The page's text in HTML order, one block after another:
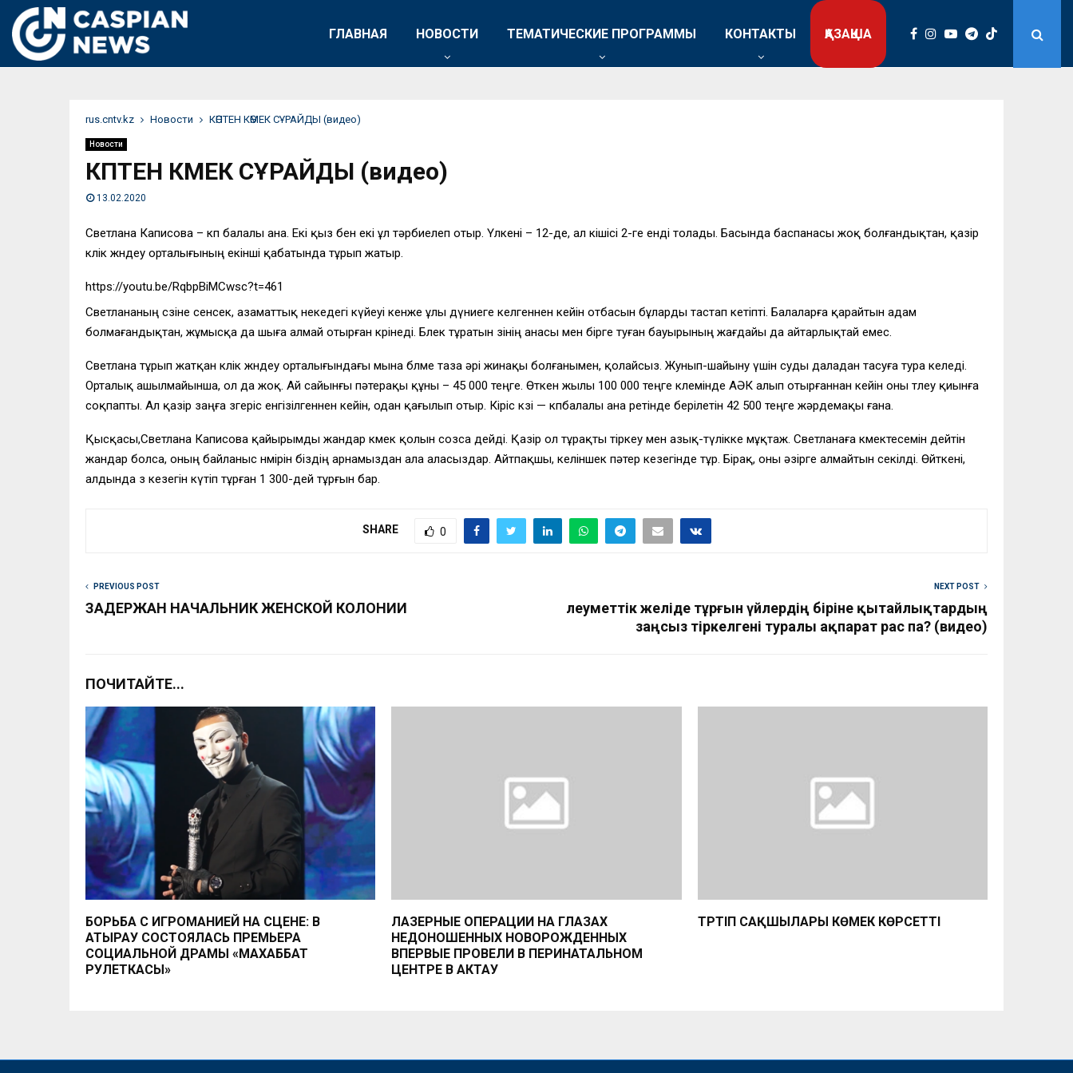
ГЛАВНАЯ НОВОСТИ ТЕМАТИЧЕСКИЕ ПРОГРАММЫ КОНТАКТЫ ҚАЗАҚША
rus.cntv.kz Новости КӨПТЕН КӨМЕК СҰРАЙДЫ (видео)
Новости
КӨПТЕН КӨМЕК СҰРАЙДЫ (видео)
13.02.2020
Светлана Каписова – көп балалы ана. Екі қыз бен екі ұл тәрбиелеп отыр. Үлкені – 12-де, ал кішісі 2-ге енді толады. Басында баспанасы жоқ болғандықтан, қазір
көлік жөндеу орталығының екінші қабатында тұрып жатыр.
https://youtu.be/RqbpBiMCwsc?t=461
Светлананың сөзіне сенсек, азаматтық некедегі күйеуі кенже ұлы дүниеге келгеннен кейін отбасын бұларды тастап кетіпті. Балаларға қарайтын адам
болмағандықтан, жұмысқа да шыға алмай отырған көрінеді. Бөлек тұратын өзінің анасы мен бірге туған бауырының жағдайы да айтарлықтай емес.
Светлана тұрып жатқан көлік жөндеу орталығындағы мына бөлме таза әрі жинақы болғанымен, қолайсыз. Жунып-шайыну үшін суды даладан тасуға тура келеді.
Орталық ашылмайынша, ол да жоқ. Ай сайынғы пәтерақы құны – 45 000 теңге. Өткен жылы 100 000 теңге көлемінде АӘК алып отырғаннан кейін оны төлеу қиынға
соқпапты. Ал қазір заңға өзгеріс енгізілгеннен кейін, одан қағылып отыр. Кіріс көзі — көпбалалы ана ретінде берілетін 42 500 теңге жәрдемақы ғана.
Қысқасы,Светлана Каписова қайырымды жандар көмек қолын созса дейді. Қазір ол тұрақты тіркеу мен азық-түлікке мұқтаж. Светланаға көмектесемін дейтін
жандар болса, оның байланыс нөмірін біздің арнамыздан ала аласыздар. Айтпақшы, келіншек пәтер кезегінде тұр. Бірақ, оны әзірге алмайтын секілді. Өйткені,
алдында өз кезегін күтіп тұрған 1 300-дей тұрғын бар.
SHARE 0
PREVIOUS POST
ЗАДЕРЖАН НАЧАЛЬНИК ЖЕНСКОЙ КОЛОНИИ
NEXT POST
Әлеуметтік желіде тұрғын үйлердің біріне қытайлықтардың
заңсыз тіркелгені туралы ақпарат рас па? (видео)
ПОЧИТАЙТЕ...
БОРЬБА С ИГРОМАНИЕЙ НА СЦЕНЕ: В
АТЫРАУ СОСТОЯЛАСЬ ПРЕМЬЕРА
СОЦИАЛЬНОЙ ДРАМЫ «МАХАББАТ
РУЛЕТКАСЫ»
ЛАЗЕРНЫЕ ОПЕРАЦИИ НА ГЛАЗАХ
НЕДОНОШЕННЫХ НОВОРОЖДЕННЫХ
ВПЕРВЫЕ ПРОВЕЛИ В ПЕРИНАТАЛЬНОМ
ЦЕНТРЕ В АКТАУ
ТӘРТІП САҚШЫЛАРЫ КӨМЕК КӨРСЕТТІ